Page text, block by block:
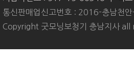
통신판매업신고번호 : 2016-충남천
Copyright 굿모닝보청기 충남지사 all